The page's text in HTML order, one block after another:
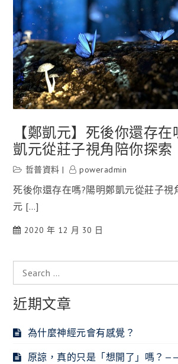
【鄭凱元】死後你還存
凱元從莊子視角陪你探索
哲普資料 poweradmin
死後你還存在嗎?陽明鄭凱元從莊子視
元 […]
2020 年 12 月 30 日
Search
for:
近期文章
為什麼神經元會有感覺？
原諒，真的只是「想開了」嗎？